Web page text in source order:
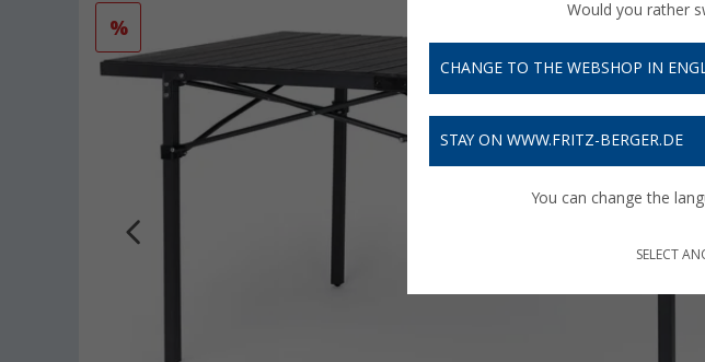
%
Would you rather
CHANGE TO THE WEBSHOP IN
STAY ON WWW.FRITZ-BERGER.DE
You can change the
SELECT